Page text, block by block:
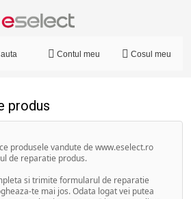
Contul meu Cosul meu
produs
produsele vandute de www.eselect.ro
de reparatie produs.
si trimite formularul de reparatie
te mai jos. Odata logat vei putea